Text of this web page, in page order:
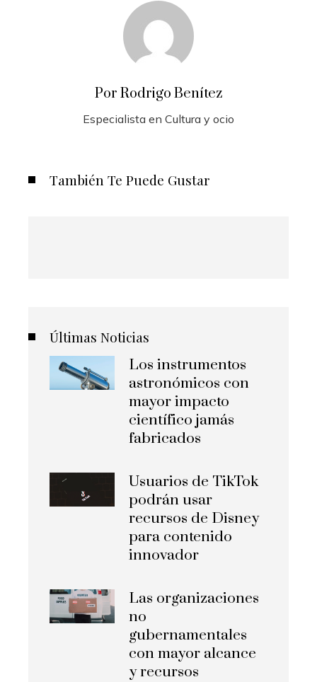
Por Rodrigo Benítez
Especialista en Cultura y ocio
También Te Puede Gustar
Últimas Noticias
Los instrumentos
astronómicos con
mayor impacto
científico jamás
fabricados
Usuarios de TikTok
podrán usar
recursos de Disney
para contenido
innovador
Las organizaciones
no
gubernamentales
con mayor alcance
y recursos